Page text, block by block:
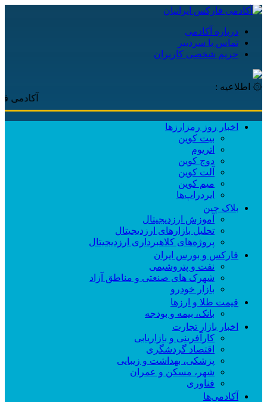
درباره آکادمی
تماس با سردبیر
حریم شخصی کاربران
۞ اطلاعیه :
آکادمی فارکس
اخبار روز رمزارزها
بیت کوین
اتریوم
دوج کوین
آلت کوین
میم کوین‌
ایردراپ‌ها
بلاک چین
آموزش ارزدیجیتال
تحلیل بازارهای ارزدیجیتال
پروژه‌های کلاهبرداری ارزدیجیتال
فارکس و بورس ایران
نفت و پتروشیمی
شهرک های صنعتی و مناطق آزاد
بازار خودرو
قیمت طلا و ارزها
بانک، بیمه و بودجه
اخبار بازار تجارت
کارآفرینی و بازاریابی
اقتصاد گردشگری
پزشکی، بهداشت و زیبایی
شهر، مسکن و عمران
فناوری
آکادمی‌ها